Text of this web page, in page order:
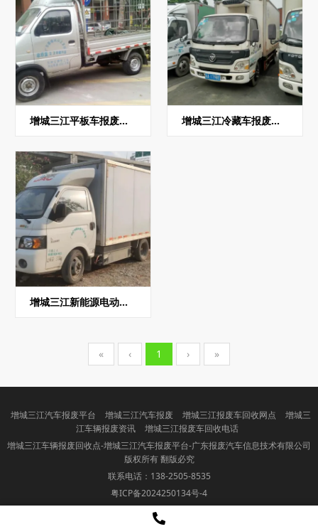
增城三江平板车报废回收 增城三江冷藏车报废回收
增城三江新能源电动货车回收
« ‹ 1 › »
增城三江汽车报废平台 增城三江汽车报废 增城三江报废车回收网点
增城三
江车辆报废资讯
增城三江报废车回收电话
增城三江车辆报废回收点-增城三江汽车报废平台-广东报废汽车信息技术有限公司
版权所有 翻版必究
联系电话：138-2505-8535
粤ICP备2024250134号-4
Powered By 盘企CMS 3.4.7
盘企CMS